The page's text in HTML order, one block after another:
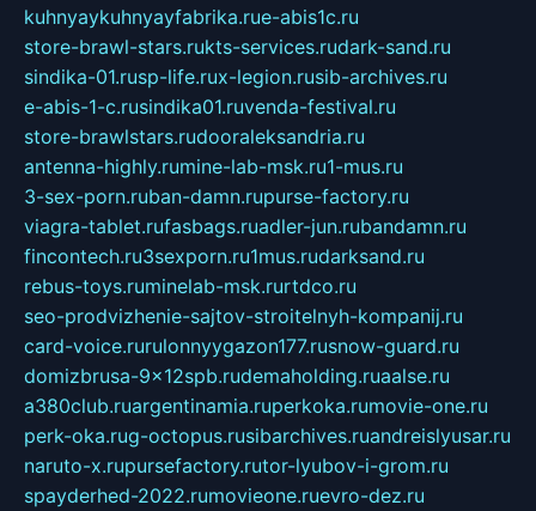
kuhnyaykuhnyayfabrika.rue-abis1c.ru
store-brawl-stars.rukts-services.rudark-sand.ru
sindika-01.rusp-life.rux-legion.rusib-archives.ru
e-abis-1-c.rusindika01.ruvenda-festival.ru
store-brawlstars.rudooraleksandria.ru
antenna-highly.rumine-lab-msk.ru1-mus.ru
3-sex-porn.ruban-damn.rupurse-factory.ru
viagra-tablet.rufasbags.ruadler-jun.rubandamn.ru
fincontech.ru3sexporn.ru1mus.rudarksand.ru
rebus-toys.ruminelab-msk.rurtdco.ru
seo-prodvizhenie-sajtov-stroitelnyh-kompanij.ru
card-voice.rurulonnyygazon177.rusnow-guard.ru
domizbrusa-9x12spb.rudemaholding.ruaalse.ru
a380club.ruargentinamia.ruperkoka.rumovie-one.ru
perk-oka.rug-octopus.rusibarchives.ruandreislyusar.ru
naruto-x.rupursefactory.rutor-lyubov-i-grom.ru
spayderhed-2022.rumovieone.ruevro-dez.ru